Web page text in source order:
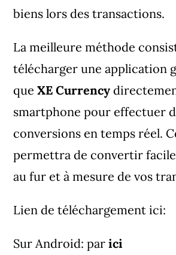
biens lors des transactions.
La meilleure méthode
télécharger une application
que XE Currency
smartphone pour effectuer
conversions en temps réel.
permettra de convertir
au fur et à mesure de vos
Lien de téléchargement ici:
Sur Android: parici